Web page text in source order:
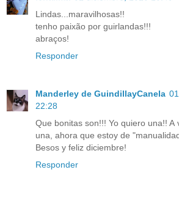
Lindas...maravilhosas!!
tenho paixão por guirlandas!!!
abraços!
Responder
Manderley de GuindillayCanela
22:28
Que bonitas son!!! Yo quiero una!!
una, ahora que estoy de
Besos y feliz diciembre!
Responder